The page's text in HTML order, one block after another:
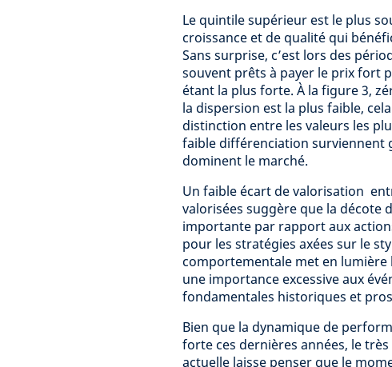
Le quintile supérieur est le plus
croissance et de qualité qui
Sans surprise, c’est lors des
souvent prêts à payer le prix fort
étant la plus forte. À la figure 3,
la dispersion est la plus faible,
distinction entre les valeurs les
faible différenciation surviennent
dominent le marché.
Un faible écart de valorisation
valorisées suggère que la décote
importante par rapport aux
pour les stratégies axées sur le
comportementale met en lumière
une importance excessive aux
fondamentales historiques et
Bien que la dynamique de
forte ces dernières années, le
actuelle laisse penser que le